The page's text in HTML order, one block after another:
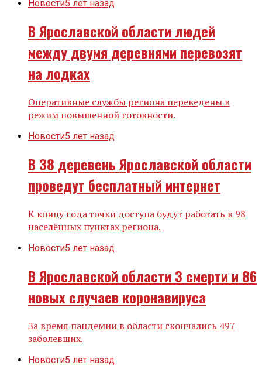
Новости5 лет назад
В Ярославской области людей
между двумя деревнями перевозят
на лодках
Оперативные службы региона переведены в
режим повышенной готовности.
Новости5 лет назад
В 38 деревень Ярославской области
проведут бесплатный интернет
К концу года точки доступа будут работать в 98
населённых пунктах региона.
Новости5 лет назад
В Ярославской области 3 смерти и 86
новых случаев коронавируса
За время пандемии в области скончались 497
заболевших.
Новости5 лет назад